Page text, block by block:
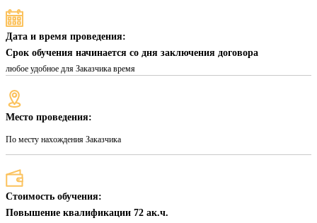
Дата и время проведения:
Срок обучения начинается со дня заключения договора
любое удобное для Заказчика время
Место проведения:
По месту нахождения Заказчика
Стоимость обучения:
Повышение квалификации 72 ак.ч.